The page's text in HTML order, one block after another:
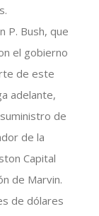
P. Bush, que
el gobierno
de este
adelante,
de
de la
Capital
de Marvin.
de dólares